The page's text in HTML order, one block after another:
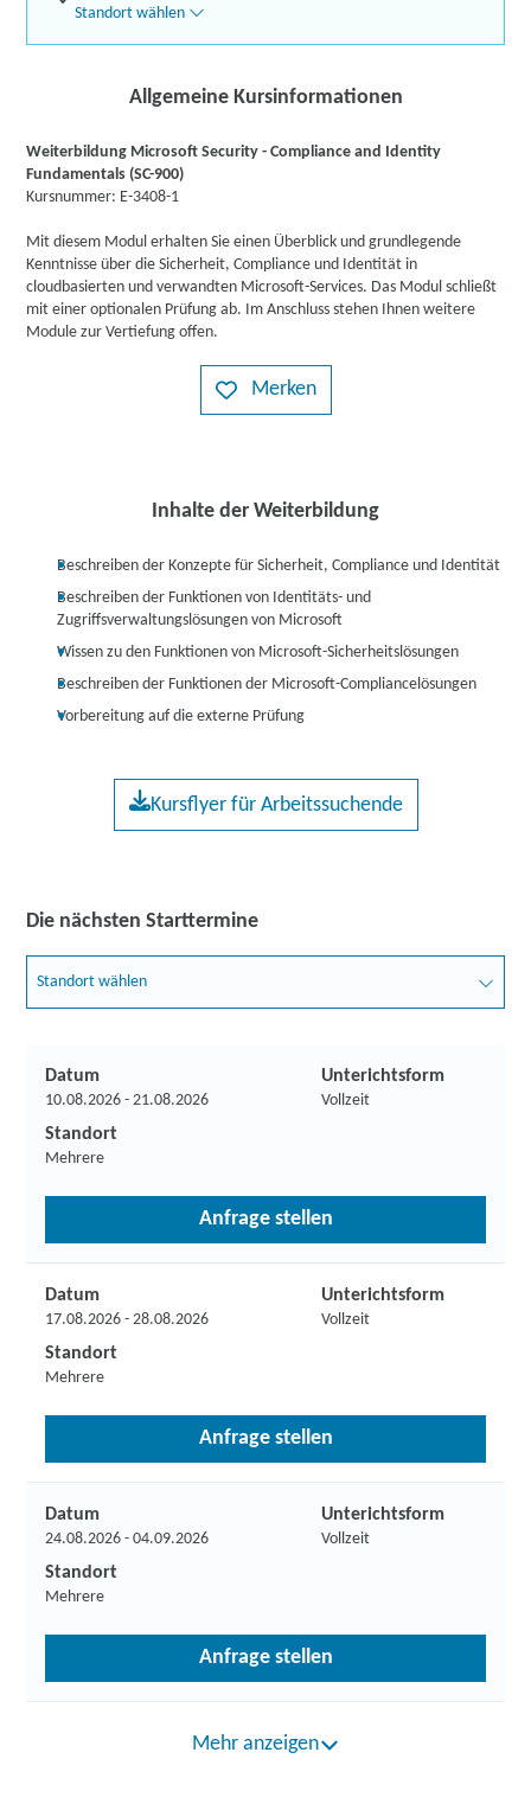
Standort wählen
Allgemeine Kursinformationen
Weiterbildung Microsoft Security - Compliance and Identity
Fundamentals (SC-900)
Kursnummer: E-3408-1
Mit diesem Modul erhalten Sie einen Überblick und grundlegende
Kenntnisse über die Sicherheit, Compliance und Identität in
cloudbasierten und verwandten Microsoft-Services. Das Modul schließt
mit einer optionalen Prüfung ab. Im Anschluss stehen Ihnen weitere
Module zur Vertiefung offen.
Merken
Inhalte der Weiterbildung
Beschreiben der Konzepte für Sicherheit, Compliance und Identität
Beschreiben der Funktionen von Identitäts- und
Zugriffsverwaltungslösungen von Microsoft
Wissen zu den Funktionen von Microsoft-Sicherheitslösungen
Beschreiben der Funktionen der Microsoft-Compliancelösungen
Vorbereitung auf die externe Prüfung
Kursflyer für Arbeitssuchende
Die nächsten Starttermine
Standort wählen
Datum
10.08.2026 - 21.08.2026
Unterichtsform
Vollzeit
Standort
Mehrere
Anfrage stellen
Datum
17.08.2026 - 28.08.2026
Unterichtsform
Vollzeit
Standort
Mehrere
Anfrage stellen
Datum
24.08.2026 - 04.09.2026
Unterichtsform
Vollzeit
Standort
Mehrere
Anfrage stellen
Mehr anzeigen